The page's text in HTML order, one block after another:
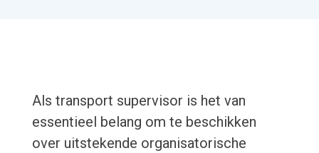
Als transport supervisor is het van
essentieel belang om te beschikken
over uitstekende organisatorische